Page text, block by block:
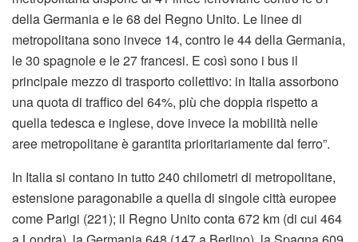
della Germania e le 68 del Regno Unito. Le linee di
metropolitana sono invece 14, contro le 44 della Germania,
le 30 spagnole e le 27 francesi. E così sono i bus il
principale mezzo di trasporto collettivo: in Italia assorbono
una quota di traffico del 64%, più che doppia rispetto a
quella tedesca e inglese, dove invece la mobilità nelle
aree metropolitane è garantita prioritariamente dal ferro”.
In Italia si contano in tutto 240 chilometri di metropolitane,
estensione paragonabile a quella di singole città europee
come Parigi (221); il Regno Unito conta 672 km (di cui 464